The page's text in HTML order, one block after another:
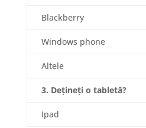
Blackberry
Windows phone
Altele
3. Dețineți o tabletă?
Ipad